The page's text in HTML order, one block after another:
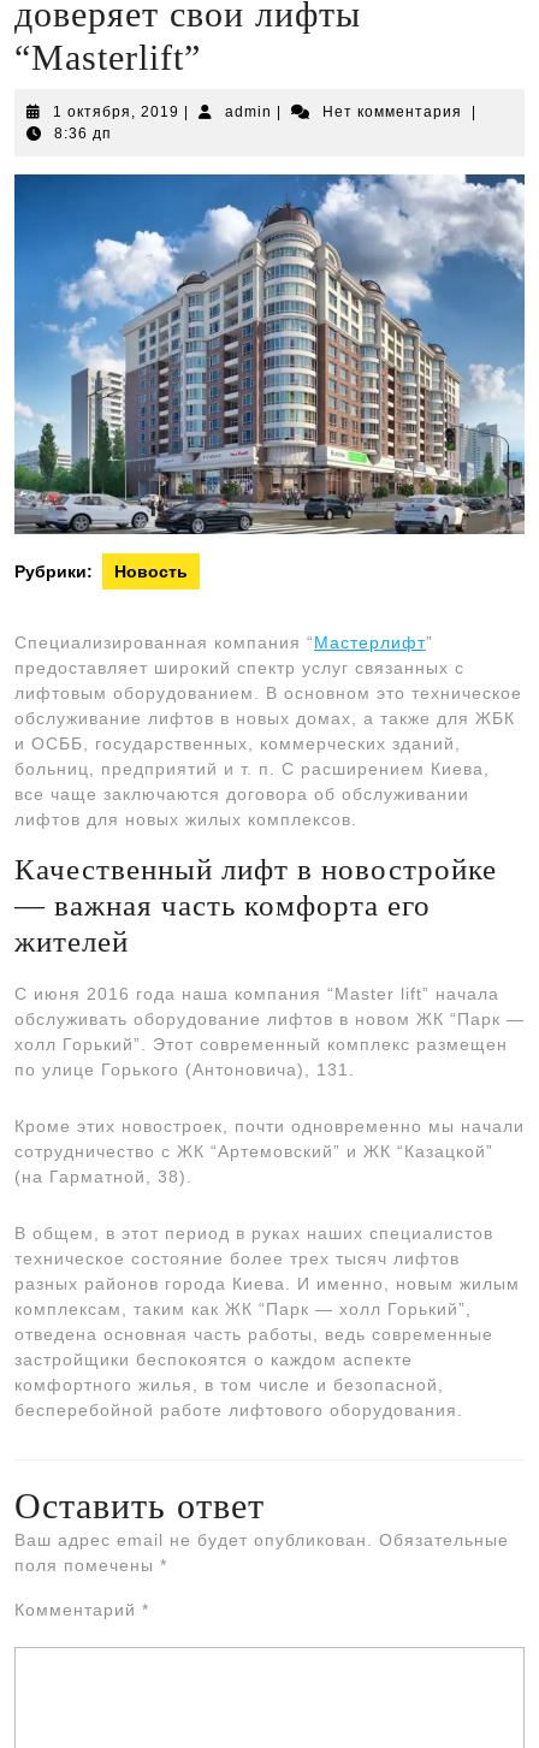
доверяет свои лифты
“Masterlift”
1 октября, 2019 1
admin admin Нет комментария
8:36 дп
Рубрики: Новость
Специализированная компания “Мастерлифт”
предоставляет широкий спектр услуг связанных с
лифтовым оборудованием. В основном это техническое
обслуживание лифтов в новых домах, а также для ЖБК
и ОСББ, государственных, коммерческих зданий,
больниц, предприятий и т. п. С расширением Киева,
все чаще заключаются договора об обслуживании
лифтов для новых жилых комплексов.
Качественный лифт в новостройке
— важная часть комфорта его
жителей
С июня 2016 года наша компания “Master lift” начала
обслуживать оборудование лифтов в новом ЖК “Парк —
холл Горький”. Этот современный комплекс размещен
по улице Горького (Антоновича), 131.
Кроме этих новостроек, почти одновременно мы начали
сотрудничество с ЖК “Артемовский” и ЖК “Казацкой”
(на Гарматной, 38).
В общем, в этот период в руках наших специалистов
техническое состояние более трех тысяч лифтов
разных районов города Киева. И именно, новым жилым
комплексам, таким как ЖК “Парк — холл Горький”,
отведена основная часть работы, ведь современные
застройщики беспокоятся о каждом аспекте
комфортного жилья, в том числе и безопасной,
бесперебойной работе лифтового оборудования.
Оставить ответ
Ваш адрес email не будет опубликован. Обязательные
поля помечены *
Комментарий *